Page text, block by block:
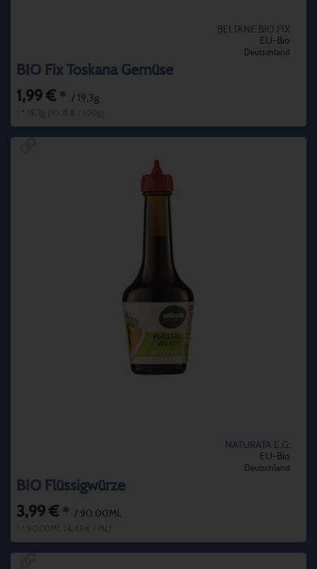
BELTANE BIO FIX
EU-Bio
Deutschland
BIO Fix Toskana Gemüse
1,99 € * / 19,3g
NATURATA E.G.
EU-Bio
Deutschland
BIO Flüssigwürze
3,99 € * / 90.00ML